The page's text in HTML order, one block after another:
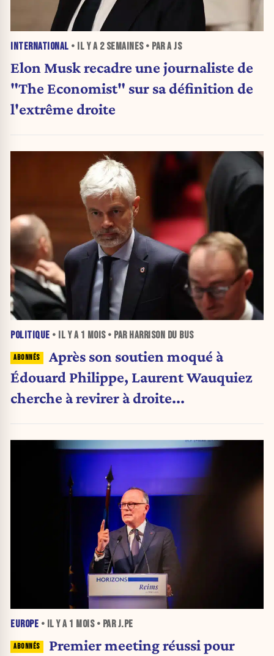
INTERNATIONAL • IL Y A 2 SEMAINES• PAR A JS
Elon Musk recadre une journaliste de
"The Economist" sur sa définition de
l'extrême droite
POLITIQUE • IL Y A 1 MOIS• PAR HARRISON DU BUS
Après son soutien moqué à
Édouard Philippe, Laurent Wauquiez
cherche à revirer à droite...
EUROPE • IL Y A 1 MOIS• PAR J.PE
Premier meeting réussi pour